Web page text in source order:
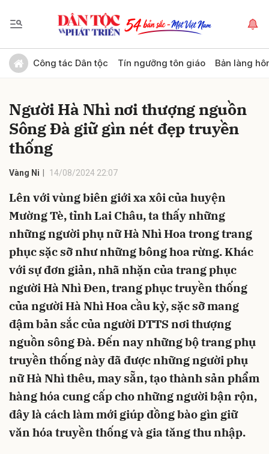
Công tác Dân tộc Tín ngưỡng tôn giáo Bản làng
Người Hà Nhì nơi thượng nguồn
Sông Đà giữ gìn nét đẹp truyền
thống
Vàng Ni 14/08/2024 22:07
Lên với vùng biên giới xa xôi của huyện
Mường Tè, tỉnh Lai Châu, ta thấy những
những người phụ nữ Hà Nhì Hoa trong trang
phục sặc sỡ như những bông hoa rừng. Khác
với sự đơn giản, nhã nhặn của trang phục
người Hà Nhì Đen, trang phục truyền thống
của người Hà Nhì Hoa cầu kỳ, sặc sỡ mang
đậm bản sắc của người DTTS nơi thượng
nguồn sông Đà. Đến nay những bộ trang phụ
truyền thống này đã được những người phụ
nữ Hà Nhì thêu, may sẵn, tạo thành sản phẩm
hàng hóa cung cấp cho những người bận rộn,
đây là cách làm mới giúp đồng bào gìn giữ
văn hóa truyền thống và gia tăng thu nhập.
Gửi bình luận